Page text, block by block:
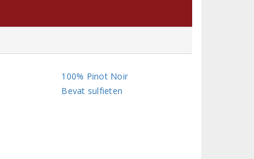
100% Pinot Noir
Bevat sulfieten